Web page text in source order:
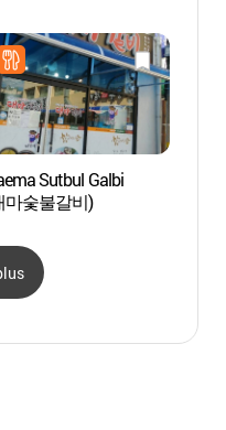
Sutbul Galbi
마숯불갈비)